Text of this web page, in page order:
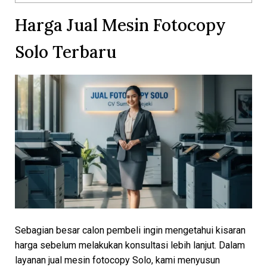
Harga Jual Mesin Fotocopy
Solo Terbaru
Sebagian besar calon pembeli ingin mengetahui kisaran
harga sebelum melakukan konsultasi lebih lanjut. Dalam
layanan jual mesin fotocopy Solo, kami menyusun